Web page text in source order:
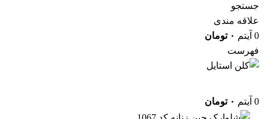
جستجو
علاقه مندی
0 آیتم ۰ تومان
فهرست
0 آیتم ۰ تومان